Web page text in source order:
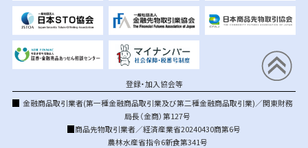
登録・加入協会等
金融商品取引業者(第一種金融商品取引業及び第二種金融商品取引業)／関東財務
局長（金商）第127号
商品先物取引業者／経済産業省20240430商第6号
農林水産省指令6新食第341号